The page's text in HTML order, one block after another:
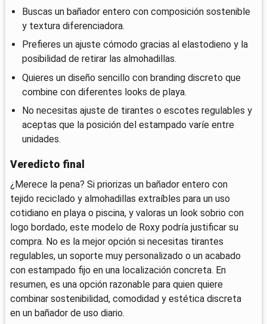
Buscas un bañador entero con composición sostenible
y textura diferenciadora.
Prefieres un ajuste cómodo gracias al elastodieno y la
posibilidad de retirar las almohadillas.
Quieres un diseño sencillo con branding discreto que
combine con diferentes looks de playa.
No necesitas ajuste de tirantes o escotes regulables y
aceptas que la posición del estampado varíe entre
unidades.
Veredicto final
¿Merece la pena? Si priorizas un bañador entero con
tejido reciclado y almohadillas extraíbles para un uso
cotidiano en playa o piscina, y valoras un look sobrio con
logo bordado, este modelo de Roxy podría justificar su
compra. No es la mejor opción si necesitas tirantes
regulables, un soporte muy personalizado o un acabado
con estampado fijo en una localización concreta. En
resumen, es una opción razonable para quien quiere
combinar sostenibilidad, comodidad y estética discreta
en un bañador de uso diario.